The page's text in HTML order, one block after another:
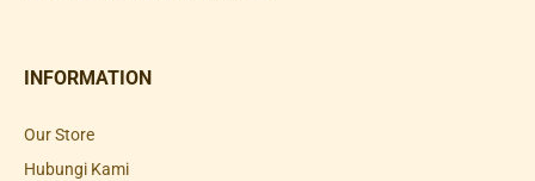
INFORMATION
Our Store
Hubungi Kami